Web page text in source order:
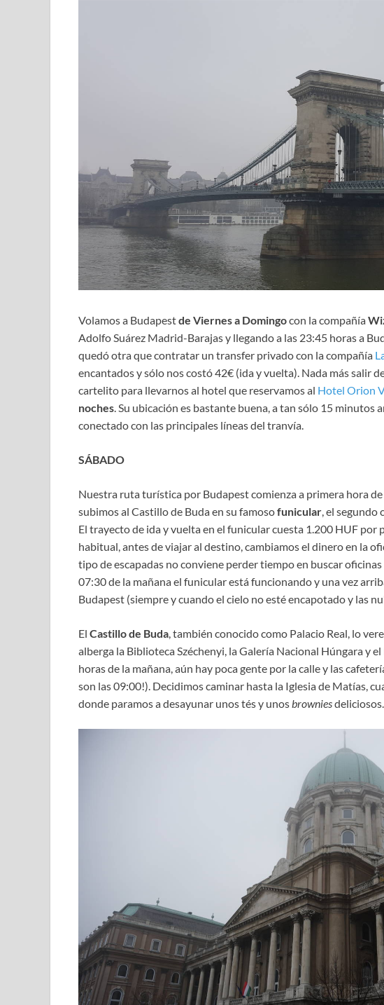
Volamos a Budapestde Viernes a Domingocon la compañía
Adolfo Suárez Madrid-Barajas y llegando a las 23:45 horas a
quedó otra que contratar un transfer privado con la compañía
encantados y sólo nos costó 42€ (ida y vuelta). Nada más salir
cartelito para llevarnos al hotel que reservamos al Hotel Orion
noches. Su ubicación es bastante buena, a tan sólo 15 minutos
conectado con las principales líneas del tranvía.
SÁBADO
Nuestra ruta turística por Budapest comienza a primera hora
subimos al Castillo de Buda en su famosofunicular, el segundo
El trayecto de ida y vuelta en el funicular cuesta 1.200 HUF por
habitual, antes de viajar al destino, cambiamos el dinero en la
tipo de escapadas no conviene perder tiempo en buscar
07:30 de la mañana el funicular está funcionando y una vez
Budapest (siempre y cuando el cielo no esté encapotado y las
El Castillo de Buda, también conocido como Palacio Real, lo
alberga la Biblioteca Széchenyi, la Galería Nacional Húngara y
horas de la mañana, aún hay poca gente por la calle y las
son las 09:00!). Decidimos caminar hasta la Iglesia de Matías,
donde paramos a desayunar unos tés y unosbrowniesdeliciosos.